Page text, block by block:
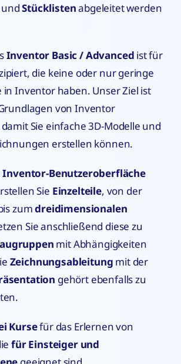
undStücklistenabgeleitet werden
Inventor Basic / Advanced ist für
die keine oder nur geringe
in Inventor haben. Unser Ziel ist
von Inventor
Sie einfache 3D-Modelle und
erstellen können.
Inventor-Benutzeroberfläche
Sie Einzelteile, von der
zumdreidimensionalen
Sie anschließend diese zu
mit Abhängigkeiten
Zeichnungsableitung mit der
gehört ebenfalls zu
Kursefür das Erlernen von
für Einsteiger und